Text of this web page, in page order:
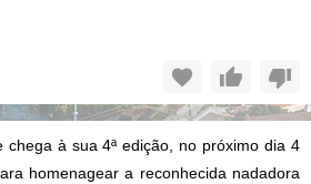
chega à sua 4ª edição, no próximo dia 4
homenagear a reconhecida nadadora